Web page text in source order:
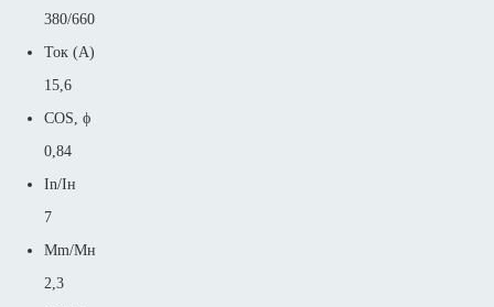
380/660
Ток (А)
15,6
COS, ϕ
0,84
In/Iн
7
Mm/Mн
2,3